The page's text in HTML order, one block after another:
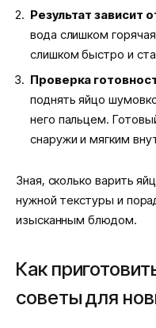
Результат зависит
вода слишком
слишком быстро и
Проверка
поднять яйцо
него пальцем.
снаружи и мягким
Зная, сколько варить
нужной текстуры и
изысканным блюдом.
Как
советы для